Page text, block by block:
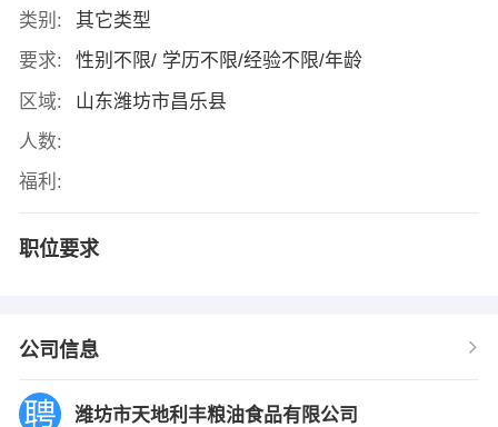
类别:
其它类型
要求:
性别不限/ 学历不限/经验不限/年龄
区域:
山东潍坊市昌乐县
人数:
福利:
职位要求
公司信息
潍坊市天地利丰粮油食品有限公司